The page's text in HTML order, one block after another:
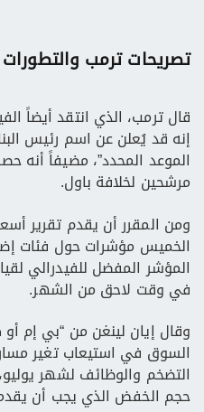
تصريحات ترمب
قال ترمب، الذي انتقد أيضاً
إنه قد يُعلن عن اسم رئيس
الموعد المحدد”، مضيفاً أنه
مرشحين لخلافة باول.
ومن المقرر أن يقدم تقرير
الخميس مؤشرات حول فئات
المؤشر المفضل للفيدرالي
في وقت لاحق من الشهر.
وقال إيان لينغن من “بي إم أو
السوق في استيعاب تغير مسار
التضخم والوظائف لشهر
حجم الخفض الذي يجب أن